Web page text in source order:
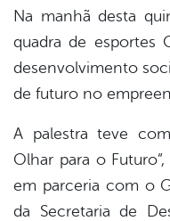
Na manhã desta
quadra de esportes
desenvolvimento
de futuro no
A palestra teve
Olhar para o
em parceria com o
da Secretaria de